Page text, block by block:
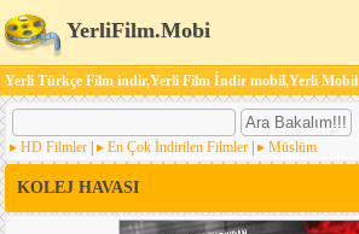
YerliFilm.Mobi
Yerli Türkçe Film indir,Yerli Film İndir mobil,Yerli Mobil
HD Filmler En Çok İndirilen Filmler Müslüm
KOLEJ HAVASI